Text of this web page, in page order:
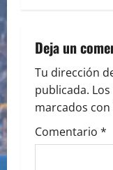
n
a
v
i
Deja un
Tu dirección
publicada.
marcados con
Comentario *